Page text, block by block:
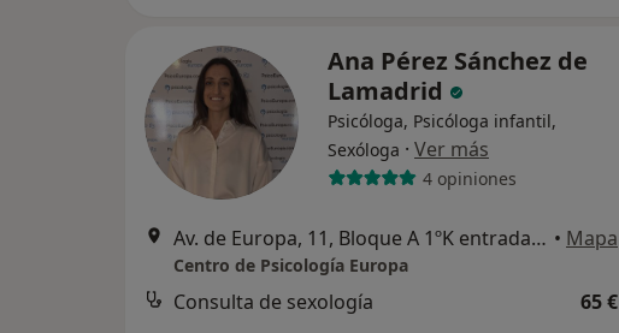
Ana Pérez Sánchez de
Lamadrid
Psicóloga, Psicóloga infantil,
Sexóloga · Ver más
4 opiniones
Av. de Europa, 11, Bloque A 1ºK entrada por Calle Noruega, Pozuelo de Alarcón • Mapa
Centro de Psicología Europa
Consulta de sexología 65 €